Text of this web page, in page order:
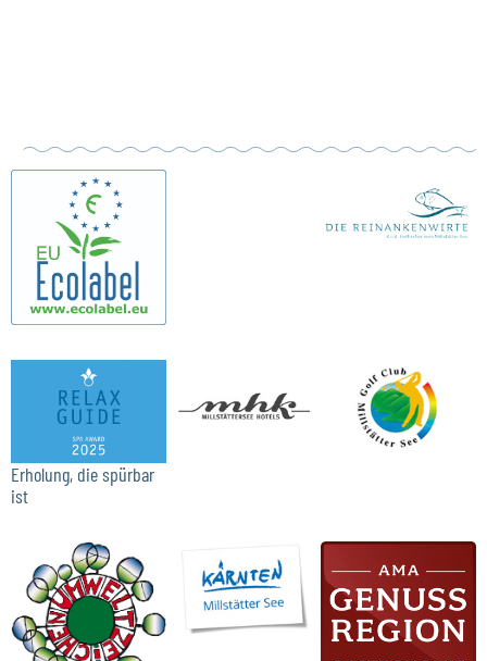
Erholung, die spürbar
ist